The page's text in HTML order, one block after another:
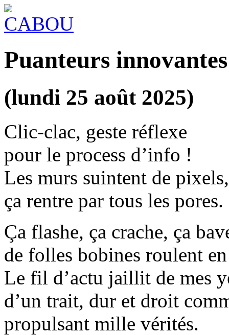
Puanteurs innovantes
(lundi 25 août 2025)
Clic-clac, geste réflexe
pour le process d’info !
Les murs suintent de pixels,
ça rentre par tous les pores.
Ça flashe, ça crache, ça
de folles bobines roulent
Le fil d’actu jaillit de mes
d’un trait, dur et droit
propulsant mille vérités.